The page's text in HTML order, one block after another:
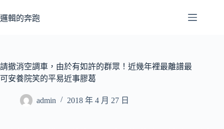
至
容
邏輯的奔跑
請撤消空調車，由於有如許的群眾！近幾年裡最離譜最
可安養院笑的平易近事膠葛
admin 2018 年 4 月 27 日